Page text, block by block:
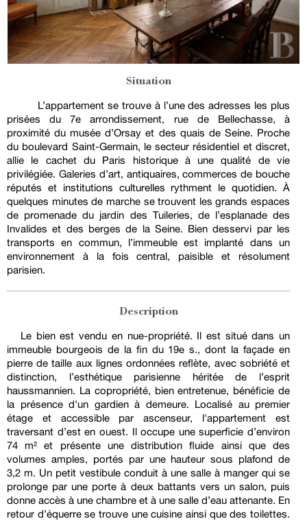
Situation
L’appartement se trouve à l’une des adresses les plus
prisées du 7e arrondissement, rue de Bellechasse, à
proximité du musée d’Orsay et des quais de Seine. Proche
du boulevard Saint-Germain, le secteur résidentiel et discret,
allie le cachet du Paris historique à une qualité de vie
privilégiée. Galeries d’art, antiquaires, commerces de bouche
réputés et institutions culturelles rythment le quotidien. À
quelques minutes de marche se trouvent les grands espaces
de promenade du jardin des Tuileries, de l’esplanade des
Invalides et des berges de la Seine. Bien desservi par les
transports en commun, l’immeuble est implanté dans un
environnement à la fois central, paisible et résolument
parisien.
Description
Le bien est vendu en nue-propriété. Il est situé dans un
immeuble bourgeois de la fin du 19e s., dont la façade en
pierre de taille aux lignes ordonnées reflète, avec sobriété et
distinction, l’esthétique parisienne héritée de l’esprit
haussmannien. La copropriété, bien entretenue, bénéficie de
la présence d'un gardien à demeure. Localisé au premier
étage et accessible par ascenseur, l'appartement est
traversant d’est en ouest. Il occupe une superficie d’environ
74 m² et présente une distribution fluide ainsi que des
volumes amples, portés par une hauteur sous plafond de
3,2 m. Un petit vestibule conduit à une salle à manger qui se
prolonge par une porte à deux battants vers un salon, puis
donne accès à une chambre et à une salle d’eau attenante. En
retour d’équerre se trouve une cuisine ainsi que des toilettes.